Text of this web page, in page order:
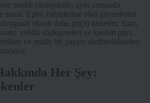
maddi olmayabilir; aynı zamanda
sunar. Eşler, birbirlerine olan güvenlerini
olarak daha güçlü hisseder. Yani,
evlilik sözleşmeleri ve katılım payı,
ve mutlu bir yaşam sürdürebilmeleri
Her Şey: